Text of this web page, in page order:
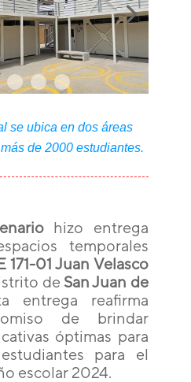
se ubica en dos áreas
de 2000 estudiantes.
hizo entrega
temporales
171-01 Juan Velasco
de San Juan de
entrega reafirma
de brindar
óptimas para
para el
escolar 2024.